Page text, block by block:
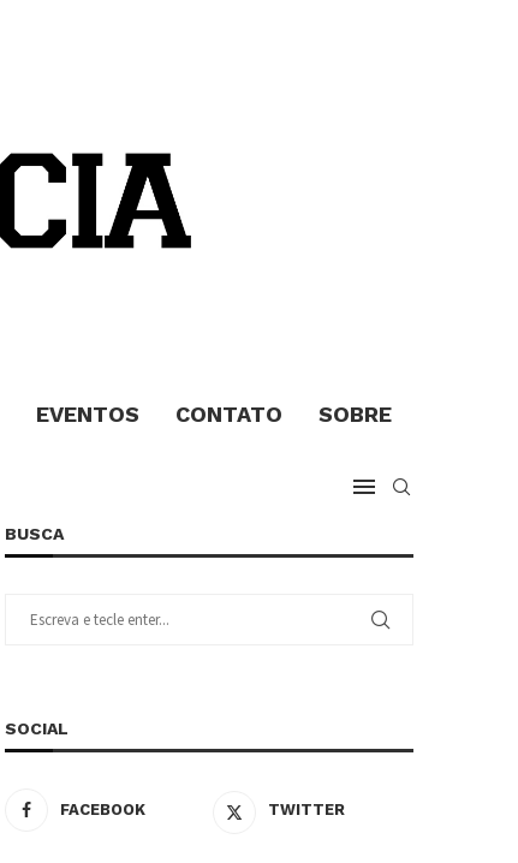
EVENTOS CONTATO SOBRE
BUSCA
SOCIAL
FACEBOOK TWITTER